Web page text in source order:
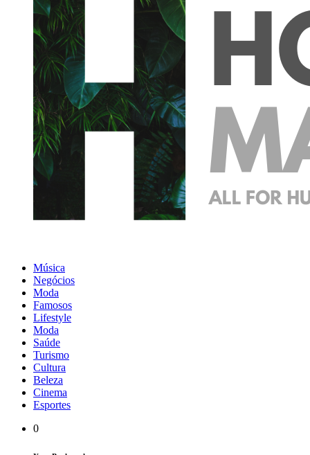
Música
Negócios
Moda
Famosos
Lifestyle
Moda
Saúde
Turismo
Cultura
Beleza
Cinema
Esportes
0